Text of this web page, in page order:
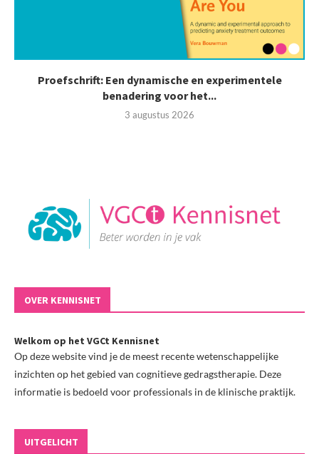
Proefschrift: Een dynamische en experimentele
benadering voor het...
3 augustus 2026
OVER KENNISNET
Welkom op het VGCt Kennisnet
Op deze website vind je de meest recente wetenschappelijke
inzichten op het gebied van cognitieve gedragstherapie. Deze
informatie is bedoeld voor professionals in de klinische praktijk.
UITGELICHT